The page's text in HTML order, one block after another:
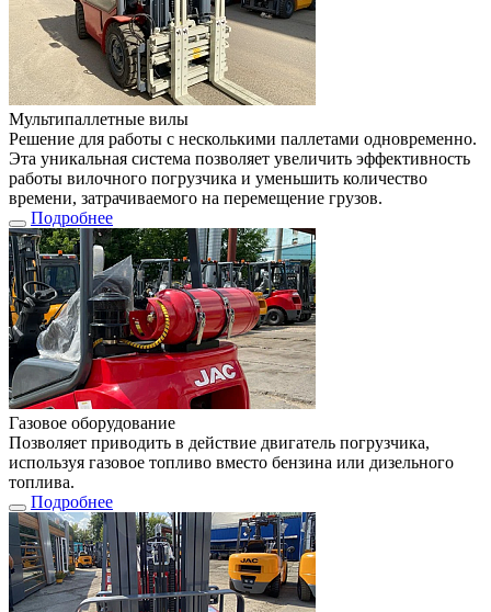
Мультипаллетные вилы
Решение для работы с несколькими паллетами одновременно.
Эта уникальная система позволяет увеличить эффективность
работы вилочного погрузчика и уменьшить количество
времени, затрачиваемого на перемещение грузов.
Подробнее
Газовое оборудование
Позволяет приводить в действие двигатель погрузчика,
используя газовое топливо вместо бензина или дизельного
топлива.
Подробнее